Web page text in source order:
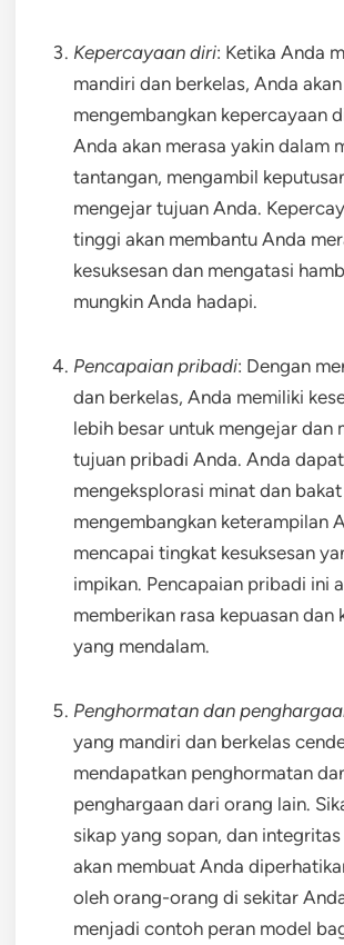
Kepercayaan diri: Ketika Anda
mandiri dan berkelas, Anda akan
mengembangkan kepercayaan
Anda akan merasa yakin dalam
tantangan, mengambil
mengejar tujuan Anda.
tinggi akan membantu Anda
kesuksesan dan mengatasi
mungkin Anda hadapi.
Pencapaian pribadi: Dengan
dan berkelas, Anda memiliki
lebih besar untuk mengejar dan
tujuan pribadi Anda. Anda dapat
mengeksplorasi minat dan
mengembangkan keterampilan
mencapai tingkat kesuksesan
impikan. Pencapaian pribadi ini
memberikan rasa kepuasan dan
yang mendalam.
Penghormatan dan
yang mandiri dan berkelas
mendapatkan penghormatan
penghargaan dari orang lain.
sikap yang sopan, dan
akan membuat Anda
oleh orang-orang di sekitar
menjadi contoh peran model